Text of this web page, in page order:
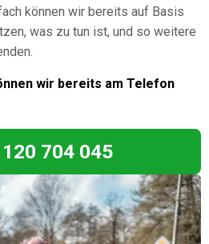
können wir bereits auf Basis
was zu tun ist, und so weitere
wir bereits am Telefon
704 045